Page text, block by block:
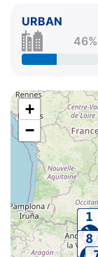
URBAN
46%
+
−